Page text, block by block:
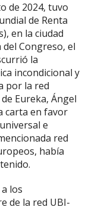
de 2024, tuvo
de Renta
en la ciudad
Congreso, el
la
incondicional y
por la red
Eureka, Ángel
carta en favor
e
red
había
los
de la red UBI-